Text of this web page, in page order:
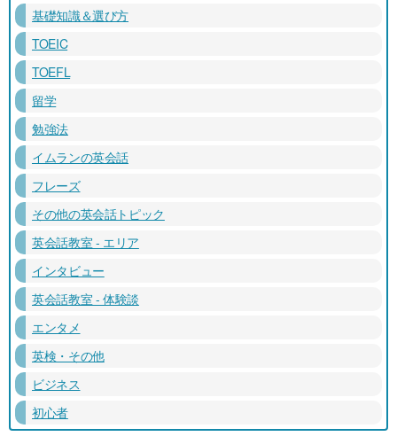
基礎知識＆選び方
TOEIC
TOEFL
留学
勉強法
イムランの英会話
フレーズ
その他の英会話トピック
英会話教室 - エリア
インタビュー
英会話教室 - 体験談
エンタメ
英検・その他
ビジネス
初心者